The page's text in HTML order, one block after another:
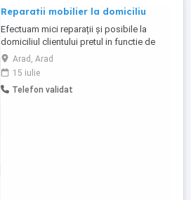
Reparatii mobilier la domiciliu
Efectuam mici reparații și posibile la
domiciliul clientului pretul in functie de
locatie și in functie de reparație și execuție
Deplasarea in oraș este de 50.lei
Arad, Arad
15 iulie
Telefon validat